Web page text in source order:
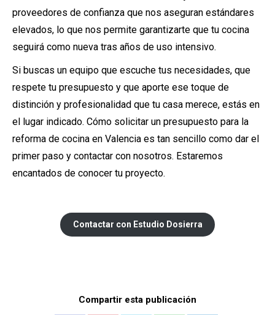
proveedores de confianza que nos aseguran estándares
elevados, lo que nos permite garantizarte que tu cocina
seguirá como nueva tras años de uso intensivo.
Si buscas un equipo que escuche tus necesidades, que
respete tu presupuesto y que aporte ese toque de
distinción y profesionalidad que tu casa merece, estás en
el lugar indicado. Cómo solicitar un presupuesto para la
reforma de cocina en Valencia es tan sencillo como dar el
primer paso y contactar con nosotros. Estaremos
encantados de conocer tu proyecto.
Contactar con Estudio Dosierra
Compartir esta publicación